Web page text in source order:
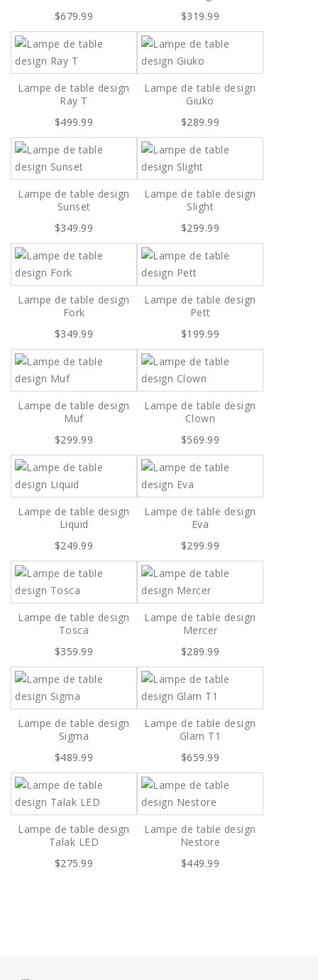
$679.99
$319.99
Lampe de table design
Ray T
$499.99
Lampe de table design
Giuko
$289.99
Lampe de table design
Sunset
$349.99
Lampe de table design
Slight
$299.99
Lampe de table design
Fork
$349.99
Lampe de table design
Pett
$199.99
Lampe de table design
Muf
$299.99
Lampe de table design
Clown
$569.99
Lampe de table design
Liquid
$249.99
Lampe de table design
Eva
$299.99
Lampe de table design
Tosca
$359.99
Lampe de table design
Mercer
$289.99
Lampe de table design
Sigma
$489.99
Lampe de table design
Glam T1
$659.99
Lampe de table design
Talak LED
$275.99
Lampe de table design
Nestore
$449.99